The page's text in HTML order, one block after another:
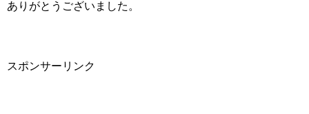
ありがとうございました。
スポンサーリンク